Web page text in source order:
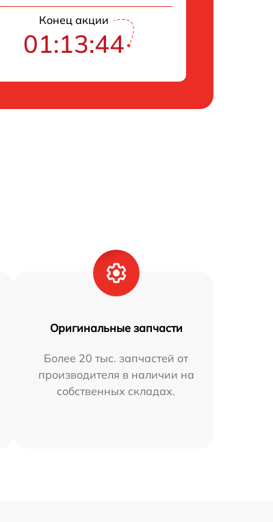
Конец акции
01:13:43
Оригинальные запчасти
Более 20 тыс. запчастей от
производителя в наличии на
собственных складах.